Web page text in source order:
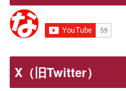
X（旧Twitter）